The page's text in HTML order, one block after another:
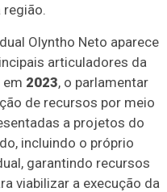
Olyntho Neto aparece
articuladores da
em 2023, o parlamentar
de recursos por meio
a projetos do
incluindo o próprio
garantindo recursos
viabilizar a execução da